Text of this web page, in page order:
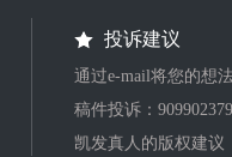
投诉建议
通过e-mail将您的想
稿件投诉：
凯发真人的版权建议